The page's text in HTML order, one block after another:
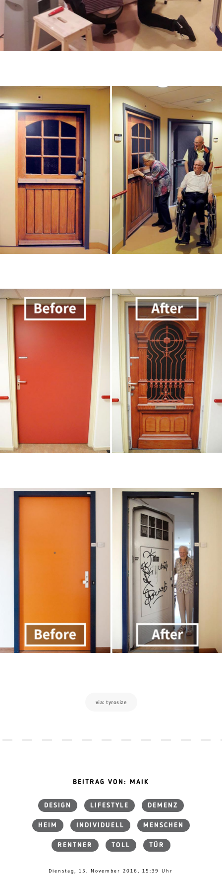
via: tyrosize
BEITRAG VON: MAIK
DESIGN LIFESTYLE DEMENZ
HEIM INDIVIDUELL MENSCHEN
RENTNER TOLL TÜR
Dienstag, 15. November 2016, 15:39 Uhr